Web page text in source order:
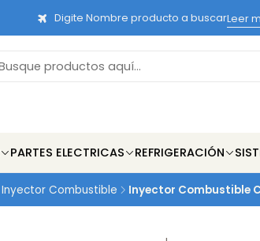
PARTES ELECTRICAS REFRIGERACIÓN
Digite Nombre producto a buscarLeer
Inyector Combustible Inyector Combustible